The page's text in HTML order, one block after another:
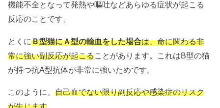
機能不全となって発熱や嘔吐などあらゆる症状が起こる
反応のことです。
とくにＢ型猫にＡ型の輸血をした場合は、命に関わる非
常に強い副反応が起こることがあります。これはB型の猫
が持つ抗A型抗体が非常に強いためです。
このように、自己血でない限り副反応や感染症のリスク
が生じます